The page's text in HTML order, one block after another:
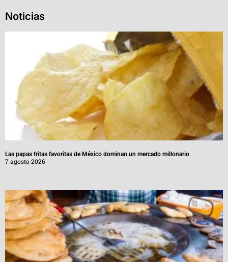
Noticias
Las papas fritas favoritas de México dominan un mercado millonario
7 agosto 2026